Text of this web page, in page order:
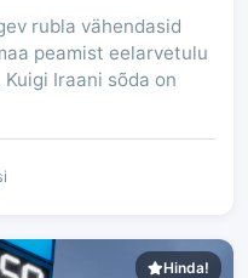
rubla vähendasid
peamist eelarvetulu
Iraani sõda on
Hinda!